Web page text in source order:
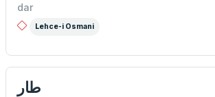
dar
Lehce-i Osmani
طار